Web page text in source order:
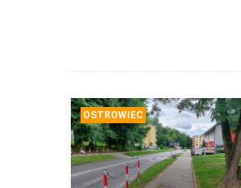
OSTROWIEC